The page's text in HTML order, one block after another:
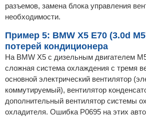
разъемов, замена блока управления
необходимости.
Пример 5: BMW X5 E70 (3.0d
потерей кондиционера
На BMW X5 с дизельным двигателем
сложная система охлаждения с тремя
основной электрический вентилятор
коммутируемый), вентилятор
дополнительный вентилятор системы
охладителя. Ошибка P0695 на этих